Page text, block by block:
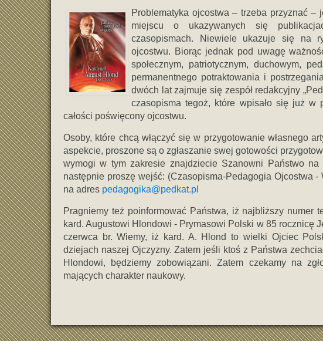
Problematyka ojcostwa – trzeba przyznać
miejscu o ukazywanych się
czasopismach. Niewiele ukazuje się na
ojcostwu. Biorąc jednak pod uwagę
społecznym, patriotycznym, duchowym,
permanentnego potraktowania i
dwóch lat zajmuje się zespół redakcyjny
czasopisma tegoż, które wpisało się już w
całości poświęcony ojcostwu.
Osoby, które chcą włączyć się w przygotowanie własnego
aspekcie, proszone są o zgłaszanie swej gotowości
wymogi w tym zakresie znajdziecie Szanowni Państwo
następnie proszę wejść: (Czasopisma-Pedagogia Ojcostwa
na adres pedagogika@pedkat.pl
Pragniemy też poinformować Państwa, iż najbliższy numer
kard. Augustowi Hlondowi - Prymasowi Polski w 85 rocznicę
czerwca br. Wiemy, iż kard. A. Hlond to wielki Ojciec
dziejach naszej Ojczyzny. Zatem jeśli ktoś z Państwa
Hlondowi, będziemy zobowiązani. Zatem czekamy na
mających charakter naukowy.